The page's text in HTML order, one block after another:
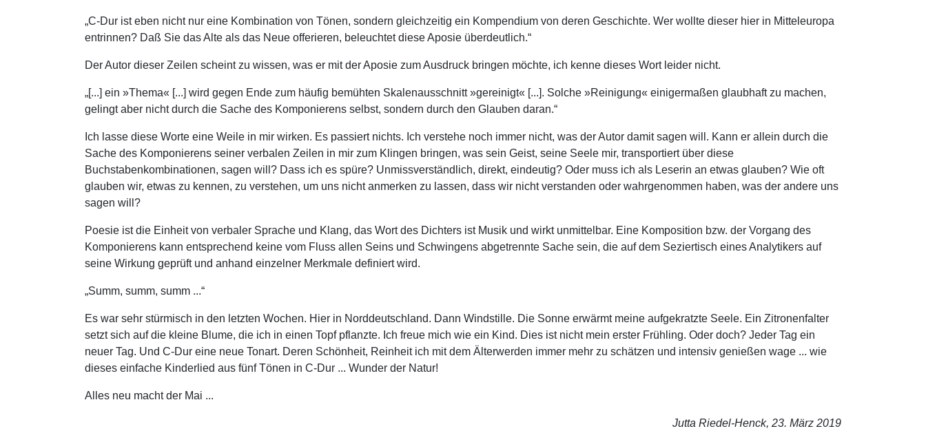
„C-Dur ist eben nicht nur eine Kombination von Tönen, sondern gleichzeitig ein Kompendium von deren Geschichte. Wer wollte dieser hier in Mitteleuropa
entrinnen? Daß Sie das Alte als das Neue offerieren, beleuchtet diese Aposie überdeutlich.“
Der Autor dieser Zeilen scheint zu wissen, was er mit der Aposie zum Ausdruck bringen möchte, ich kenne dieses Wort leider nicht.
„[...] ein »Thema« [...] wird gegen Ende zum häufig bemühten Skalenausschnitt »gereinigt« [...]. Solche »Reinigung« einigermaßen glaubhaft zu machen,
gelingt aber nicht durch die Sache des Komponierens selbst, sondern durch den Glauben daran.“
Ich lasse diese Worte eine Weile in mir wirken. Es passiert nichts. Ich verstehe noch immer nicht, was der Autor damit sagen will. Kann er allein durch die
Sache des Komponierens seiner verbalen Zeilen in mir zum Klingen bringen, was sein Geist, seine Seele mir, transportiert über diese
Buchstabenkombinationen, sagen will? Dass ich es spüre? Unmissverständlich, direkt, eindeutig? Oder muss ich als Leserin an etwas glauben? Wie oft
glauben wir, etwas zu kennen, zu verstehen, um uns nicht anmerken zu lassen, dass wir nicht verstanden oder wahrgenommen haben, was der andere uns
sagen will?
Poesie ist die Einheit von verbaler Sprache und Klang, das Wort des Dichters ist Musik und wirkt unmittelbar. Eine Komposition bzw. der Vorgang des
Komponierens kann entsprechend keine vom Fluss allen Seins und Schwingens abgetrennte Sache sein, die auf dem Seziertisch eines Analytikers auf
seine Wirkung geprüft und anhand einzelner Merkmale definiert wird.
„Summ, summ, summ ...“
Es war sehr stürmisch in den letzten Wochen. Hier in Norddeutschland. Dann Windstille. Die Sonne erwärmt meine aufgekratzte Seele. Ein Zitronenfalter
setzt sich auf die kleine Blume, die ich in einen Topf pflanzte. Ich freue mich wie ein Kind. Dies ist nicht mein erster Frühling. Oder doch? Jeder Tag ein
neuer Tag. Und C-Dur eine neue Tonart. Deren Schönheit, Reinheit ich mit dem Älterwerden immer mehr zu schätzen und intensiv genießen wage ... wie
dieses einfache Kinderlied aus fünf Tönen in C-Dur ... Wunder der Natur!
Alles neu macht der Mai ...
Jutta Riedel-Henck, 23. März 2019